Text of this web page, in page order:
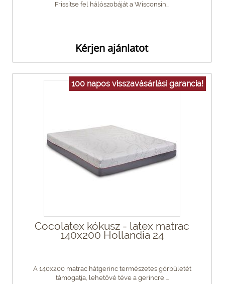
Frissítse fel hálószobáját a Wisconsin...
Kérjen ajánlatot
100 napos visszavásárlási garancia!
Cocolatex kókusz - latex matrac
140x200 Hollandia 24
A 140x200 matrac hátgerinc természetes görbületét
támogatja, lehetővé téve a gerincre,...